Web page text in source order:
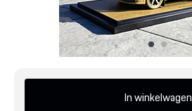
Porsche informatie
In winkelwagen